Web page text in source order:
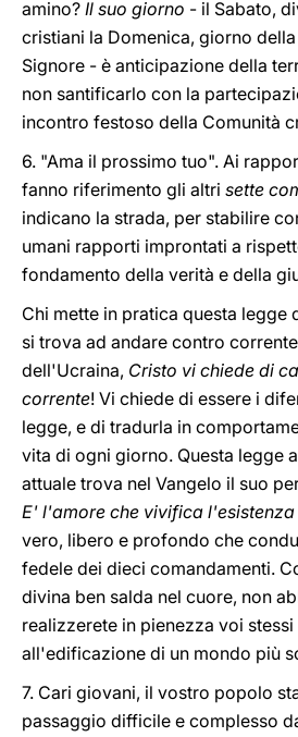
amino? Il suo giorno - il Sabato,
cristiani la Domenica, giorno
Signore - è anticipazione della
non santificarlo con la
incontro festoso della Comunità
6. "Ama il prossimo tuo". Ai
fanno riferimento gli altri sette
indicano la strada, per stabilire
umani rapporti improntati a
fondamento della verità e della
Chi mette in pratica questa legge
si trova ad andare contro
dell'Ucraina, Cristo vi chiede di
corrente! Vi chiede di essere i
legge, e di tradurla in
vita di ogni giorno. Questa legge
attuale trova nel Vangelo il suo
E' l'amore che vivifica l'esistenza
vero, libero e profondo che
fedele dei dieci comandamenti.
divina ben salda nel cuore, non
realizzerete in pienezza voi
all'edificazione di un mondo più
7. Cari giovani, il vostro popolo
passaggio difficile e complesso